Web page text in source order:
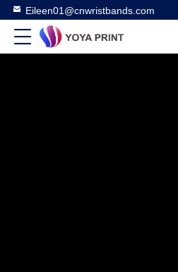
Eileen01@cnwristbands.com